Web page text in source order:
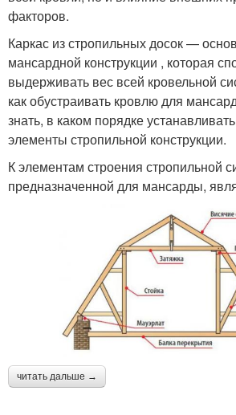
факторов.
Каркас из стропильных досок —
мансардной конструкции , которая
выдерживать вес всей кровельной
как обустраивать кровлю для
знать, в каком порядке
элементы стропильной конструкции.
К элементам строения стропильной
предназначенной для мансарды,
читать дальше →